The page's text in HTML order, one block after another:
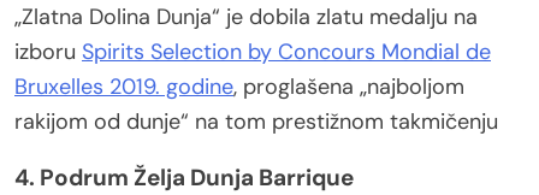
„Zlatna Dolina Dunja“ je dobila zlatu medalju na
izboru Spirits Selection by Concours Mondial de
Bruxelles 2019. godine, proglašena „najboljom
rakijom od dunje“ na tom prestižnom takmičenju
4. Podrum Želja Dunja Barrique